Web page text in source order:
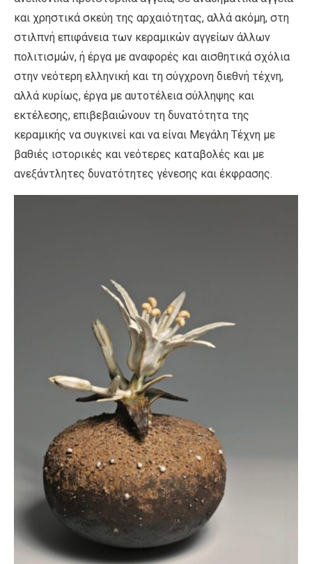
και χρηστικά σκεύη της αρχαιότητας, αλλά ακόμη, στη
στιλπνή επιφάνεια των κεραμικών αγγείων άλλων
πολιτισμών, ή έργα με αναφορές και αισθητικά σχόλια
στην νεότερη ελληνική και τη σύγχρονη διεθνή τέχνη,
αλλά κυρίως, έργα με αυτοτέλεια σύλληψης και
εκτέλεσης, επιβεβαιώνουν τη δυνατότητα της
κεραμικής να συγκινεί και να είναι Μεγάλη Τέχνη με
βαθιές ιστορικές και νεότερες καταβολές και με
ανεξάντλητες δυνατότητες γένεσης και έκφρασης.